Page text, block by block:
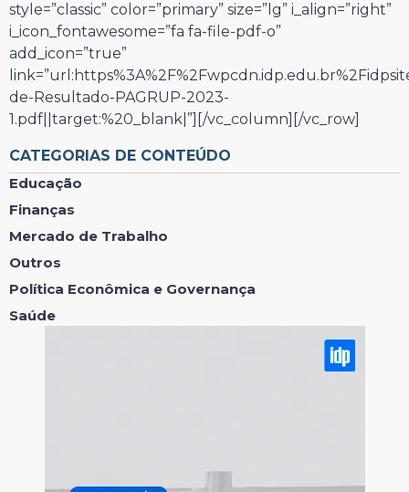
style=”classic” color=”primary” size=”lg” i_align=”right”
i_icon_fontawesome=”fa fa-file-pdf-o”
add_icon=”true”
de-Resultado-PAGRUP-2023-
1.pdf||target:%20_blank|”][/vc_column][/vc_row]
CATEGORIAS DE CONTEÚDO
Educação
Finanças
Mercado de Trabalho
Outros
Política Econômica e Governança
Saúde